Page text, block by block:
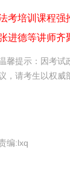
考培训课程强
进德等讲师齐
馨提示：因考试
，请考生以权威
编:lxq